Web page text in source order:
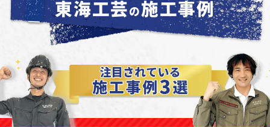
東海工芸 の 施工事例